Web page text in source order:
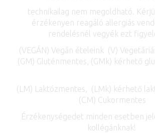
technikailag nem megoldható.
érzékenyen reagáló allergiás
rendelésnél vegyék ezt
(VEGÁN) Vegán ételeink (V)
(GM) Gluténmentes, (GMk) kérhető
(LM) Laktózmentes, (LMk) kérhető
(CM) Cukormentes
Érzékenységedet minden esetben
kollégánknak!